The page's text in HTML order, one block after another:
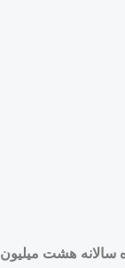
سالانه هشت ميليون